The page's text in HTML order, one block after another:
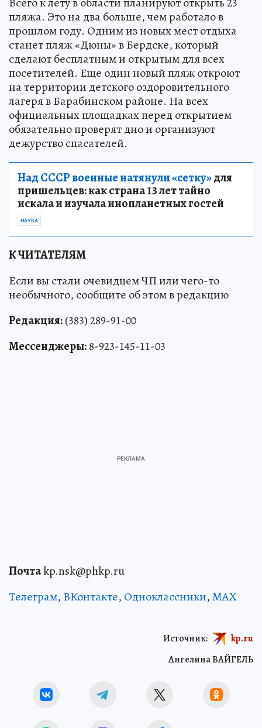
пляжа. Это на два больше, чем работало в
прошлом году. Одним из новых мест отдыха
станет пляж «Дюны» в Бердске, который
сделают бесплатным и открытым для всех
посетителей. Еще один новый пляж откроют
на территории детского оздоровительного
лагеря в Барабинском районе. На всех
официальных площадках перед открытием
обязательно проверят дно и организуют
дежурство спасателей.
Над СССР военные натянули «сетку»для
пришельцев: как страна 13 лет тайно
искала и изучала инопланетных гостей
НАУКА
К ЧИТАТЕЛЯМ
Если вы стали очевидцем ЧП или чего-то
необычного, сообщите об этом в редакцию
Редакция:(383) 289-91-00
Мессенджеры:8-923-145-11-03
Почтаkp.nsk@phkp.ru
Телеграм, ВКонтакте, Одноклассники,MAX
Ангелина ВАЙГЕЛЬ
Источник: kp.ru